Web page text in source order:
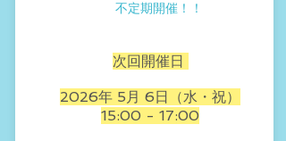
不定期開催！！​​
​次回開催日
2026年 5月 6日（水・祝）
15:00 - 17:00